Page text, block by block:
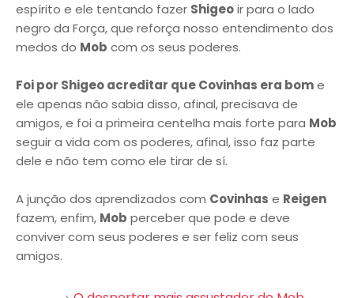
espírito e ele tentando fazer Shigeoir para o lado
negro da Força, que reforça nosso entendimento dos
medos do Mob com os seus poderes.
Foi por Shigeo acreditar que Covinhas era bome
ele apenas não sabia disso, afinal, precisava de
amigos, e foi a primeira centelha mais forte para Mob
seguir a vida com os poderes, afinal, isso faz parte
dele e não tem como ele tirar de sí.
A junção dos aprendizados com Covinhas e Reigen
fazem, enfim, Mob perceber que pode e deve
conviver com seus poderes e ser feliz com seus
amigos.